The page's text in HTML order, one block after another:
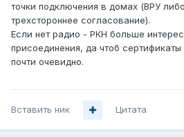
точки подключения в домах (ВРУ
трехстороннее согласование).
Если нет радио - РКН больше
присоединения, да чтоб
почти очевидно.
Вставить ник Цитата